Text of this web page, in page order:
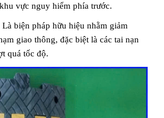
vực nguy hiểm phía trước.
Là biện pháp hữu hiệu nhằm giảm
giao thông, đặc biệt là các tai nạn
quá tốc độ.